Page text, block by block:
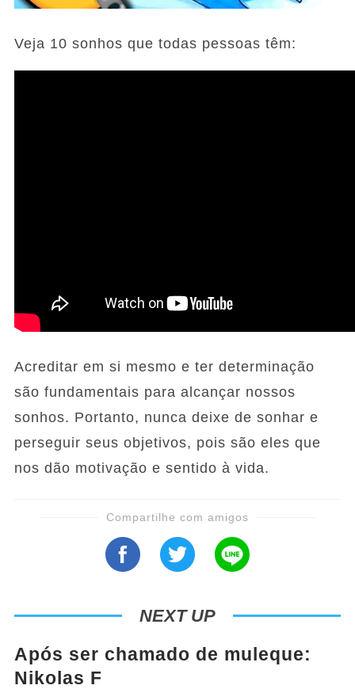
Veja 10 sonhos que todas pessoas têm:
Acreditar em si mesmo e ter determinação
são fundamentais para alcançar nossos
sonhos. Portanto, nunca deixe de sonhar e
perseguir seus objetivos, pois são eles que
nos dão motivação e sentido à vida.
Compartilhe com amigos
NEXT UP
Após ser chamado de muleque:
Nikolas F